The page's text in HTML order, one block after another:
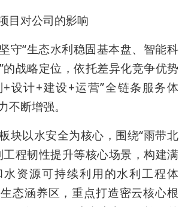
目对公司的影响
守“生态水利稳固基本盘、智能科
的战略定位，依托差异化竞争优势
设计+建设+运营”全链条服务体
不断增强。
块以水安全为核心，围绕“雨带北
工程韧性提升等核心场景，构建满
水资源可持续利用的水利工程体
态涵养区，重点打造密云核心根